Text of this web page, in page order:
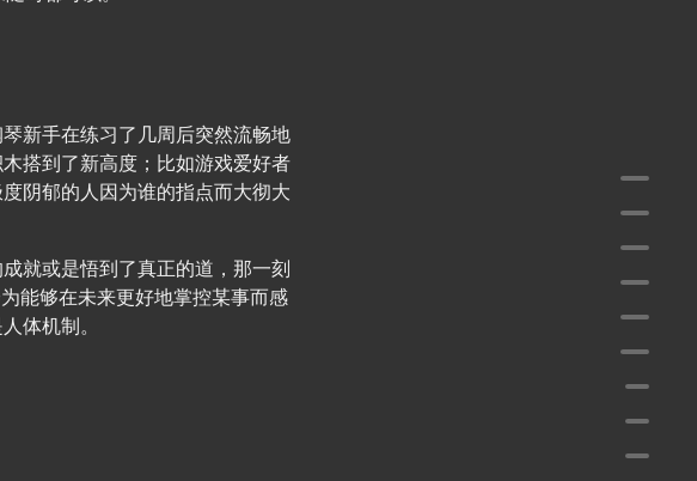
新手在练习了几周后突然流畅地
搭到了新高度；比如游戏爱好者
阴郁的人因为谁的指点而大彻大
就或是悟到了真正的道，那一刻
能够在未来更好地掌控某事而感
体机制。